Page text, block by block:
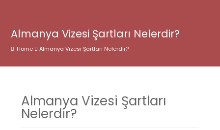
Almanya Vizesi Şartları Nelerdir?
Home Almanya Vizesi Şartları Nelerdir?
Almanya Vizesi Şartları
Nelerdir?